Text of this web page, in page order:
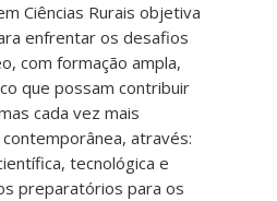
Ciências Rurais objetiva
enfrentar os desafios
com formação ampla,
que possam contribuir
cada vez mais
através:
tecnológica e
preparatórios para os